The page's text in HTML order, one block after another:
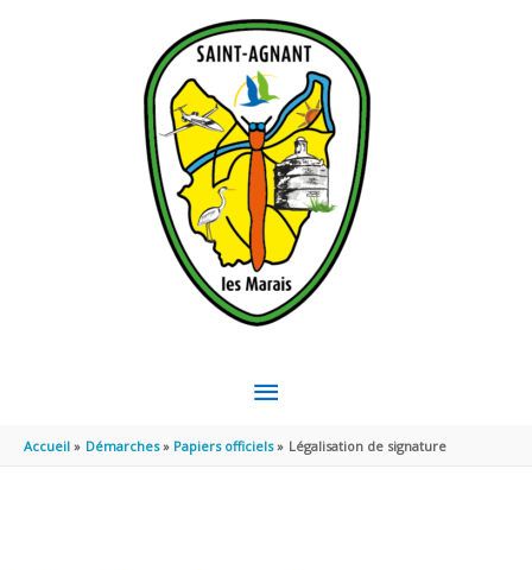
MENU
PRINCIPAL
Accueil Démarches Papiers officiels Légalisation de signature